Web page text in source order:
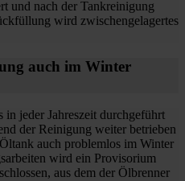
und nach der Tankreinigung
wird zwischengelagertes
auch im Winter
jeder Jahreszeit durchgeführt
der Reinigung weiter betrieben
auch problemlos im Winter
wird ein Provisorium
aus dem der Ölbrenner